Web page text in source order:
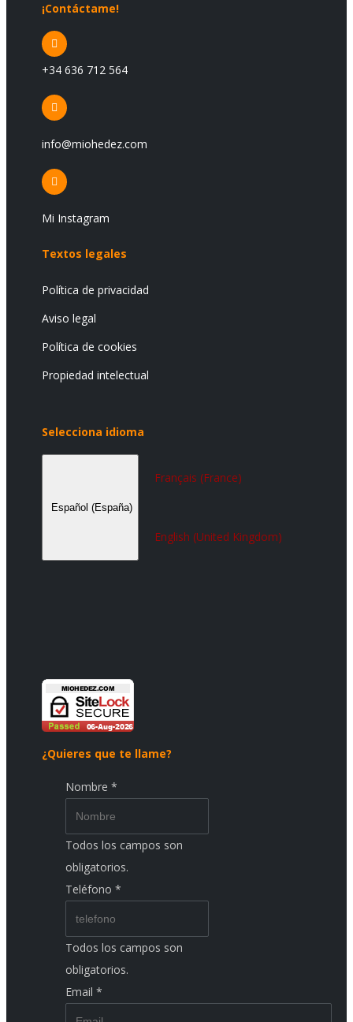
¡Contáctame!
+34 636 712 564
info@miohedez.com
Mi Instagram
Textos legales
Política de privacidad
Aviso legal
Política de cookies
Propiedad intelectual
Selecciona idioma
Español (España)
Français (France)
English (United Kingdom)
¿Quieres que te llame?
Nombre *
Todos los campos son
obligatorios.
Teléfono *
Todos los campos son
obligatorios.
Email *